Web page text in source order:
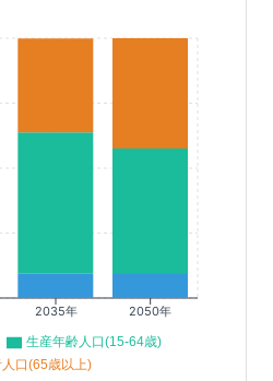
2035年 2050年
生産年齢人口(15-64歳)
口(65歳以上)